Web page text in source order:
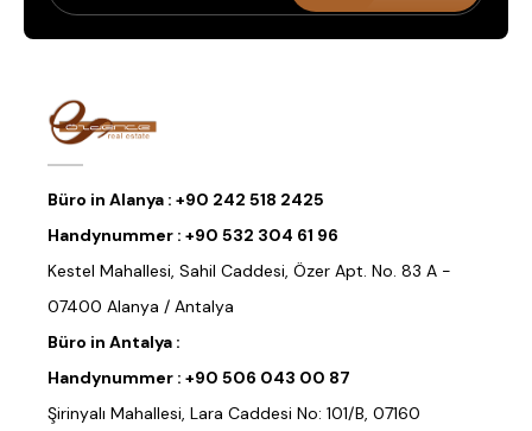
Büro in Alanya : +90 242 518 2425
Handynummer : +90 532 304 61 96
Kestel Mahallesi, Sahil Caddesi, Özer Apt. No. 83 A -
07400 Alanya / Antalya
Büro in Antalya :
Handynummer : +90 506 043 00 87
Şirinyalı Mahallesi, Lara Caddesi No: 101/B, 07160